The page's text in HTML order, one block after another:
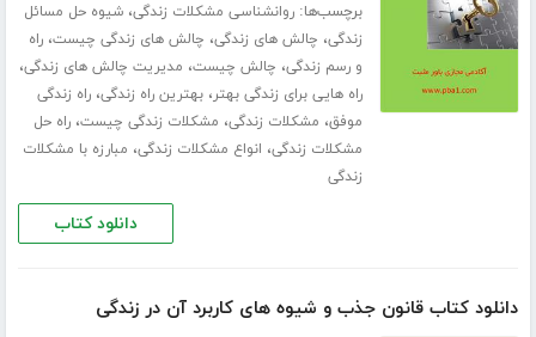
برچسب‌ها:روانشناسی مشکلات زندگی،شیوه حل مسائل
زندگی، چالش های زندگی، چالش های زندگی چیست،راه
و رسم زندگی، چالش چیست، مدیریت چالش های زندگی،
راه هایی برای زندگی بهتر،بهترین راه زندگی،راه زندگی
موفق، مشکلات زندگی، مشکلات زندگی چیست،راه حل
مشکلات زندگی، انواع مشکلات زندگی، مبارزه با مشکلات
زندگی
دانلود کتاب
دانلود کتاب قانون جذب و شیوه های کاربرد آن در زندگی